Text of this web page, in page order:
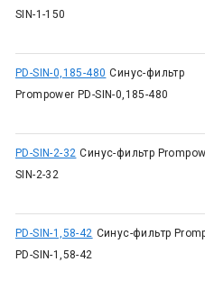
SIN-1-150
PD-SIN-0,185-480 Синус-фильтр
Prompower PD-SIN-0,185-480
PD-SIN-2-32 Синус-фильтр
SIN-2-32
PD-SIN-1,58-42 Синус-фильтр
PD-SIN-1,58-42